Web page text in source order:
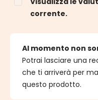
corrente.
Al momento non
Potrai lasciare una
che ti arriverà per
questo prodotto.